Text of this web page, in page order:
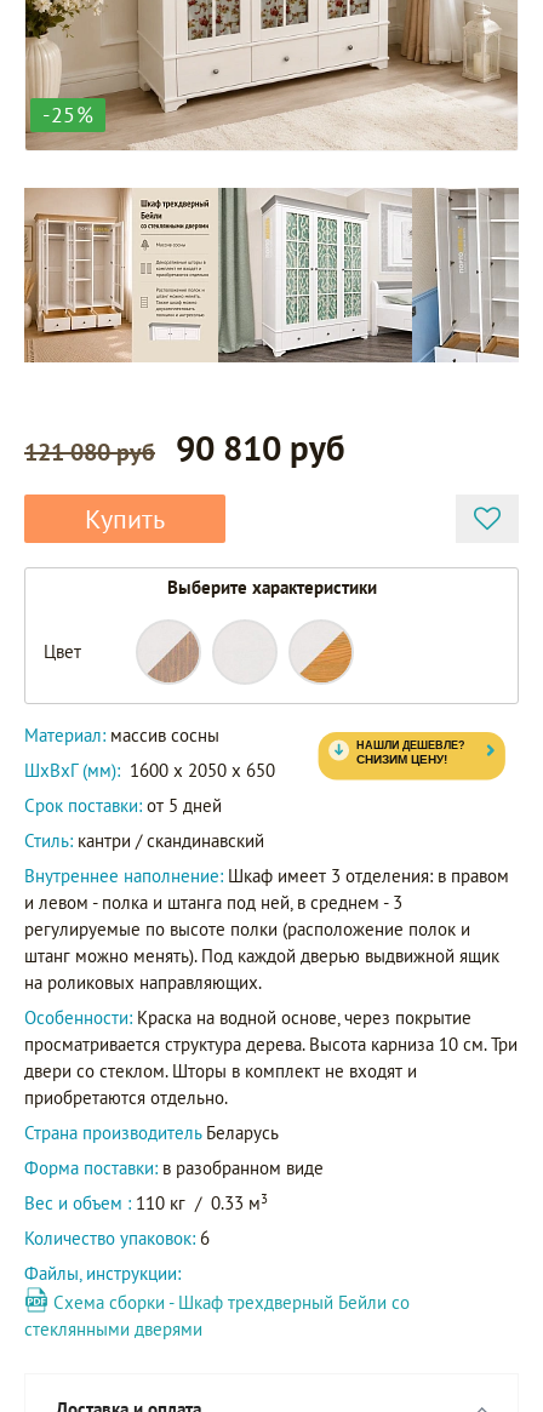
-25%
121 080 руб 90 810 руб
Купить
Выберите характеристики
Цвет
88419
87419
82419
Материал: массив сосны
ШxВxГ (мм): 1600 x 2050 x 650
Срок поставки: от 5 дней
Стиль: кантри / скандинавский
Внутреннее наполнение: Шкаф имеет 3 отделения: в правом
и левом - полка и штанга под ней, в среднем - 3
регулируемые по высоте полки (расположение полок и
штанг можно менять). Под каждой дверью выдвижной ящик
на роликовых направляющих.
Особенности: Краска на водной основе, через покрытие
просматривается структура дерева. Высота карниза 10 см. Три
двери со стеклом. Шторы в комплект не входят и
приобретаются отдельно.
Страна производитель Беларусь
Форма поставки: в разобранном виде
Вес и объем : 110 кг / 0.33 м3
Количество упаковок: 6
Файлы, инструкции:
Схема сборки - Шкаф трехдверный Бейли со
стеклянными дверями